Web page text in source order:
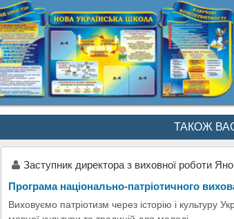
ТАКОЖ
Заступник директора з виховної роботи
Програма національно-патріотичного
Виховуємо патріотизм через історію і культуру